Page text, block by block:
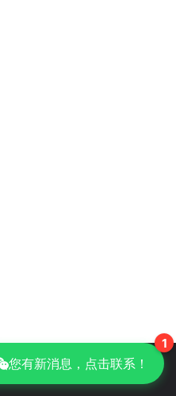
京ICP备14039085号-14|GEO优化
1
您有新消息，点击联系！